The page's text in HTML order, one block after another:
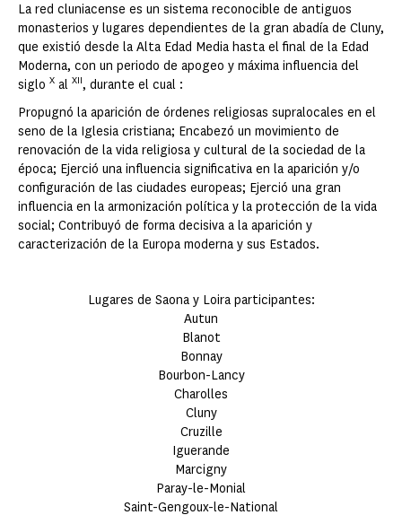
La red cluniacense es un sistema reconocible de antiguos
monasterios y lugares dependientes de la gran abadía de Cluny,
que existió desde la Alta Edad Media hasta el final de la Edad
Moderna, con un periodo de apogeo y máxima influencia del
siglo X al XII, durante el cual :
Propugnó la aparición de órdenes religiosas supralocales en el
seno de la Iglesia cristiana; Encabezó un movimiento de
renovación de la vida religiosa y cultural de la sociedad de la
época; Ejerció una influencia significativa en la aparición y/o
configuración de las ciudades europeas; Ejerció una gran
influencia en la armonización política y la protección de la vida
social; Contribuyó de forma decisiva a la aparición y
caracterización de la Europa moderna y sus Estados.
Lugares de Saona y Loira participantes:
Autun
Blanot
Bonnay
Bourbon-Lancy
Charolles
Cluny
Cruzille
Iguerande
Marcigny
Paray-le-Monial
Saint-Gengoux-le-National